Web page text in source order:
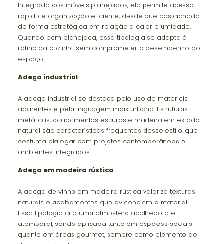
Integrada aos móveis planejados, ela permite acesso
rápido e organização eficiente, desde que posicionada
de forma estratégica em relação a calor e umidade.
Quando bem planejada, essa tipologia se adapta à
rotina da cozinha sem comprometer o desempenho do
espaço.
Adega industrial
A adega industrial se destaca pelo uso de materiais
aparentes e pela linguagem mais urbana. Estruturas
metálicas, acabamentos escuros e madeira em estado
natural são características frequentes desse estilo, que
costuma dialogar com projetos contemporâneos e
ambientes integrados.
Adega em madeira rústica
A adega de vinho em madeira rústica valoriza texturas
naturais e acabamentos que evidenciam o material.
Essa tipologia cria uma atmosfera acolhedora e
atemporal, sendo aplicada tanto em espaços sociais
quanto em áreas gourmet, sempre como elemento de